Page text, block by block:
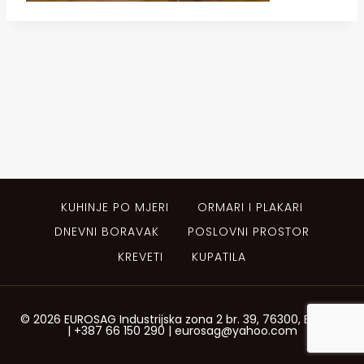
KUHINJE PO MJERI
ORMARI I PLAKARI
DNEVNI BORAVAK
POSLOVNI PROSTOR
KREVETI
KUPATILA
© 2026 EUROSAG Industrijska zona 2 br. 39, 76300, Bijeljina
| +387 66 150 290 | eurosag@yahoo.com